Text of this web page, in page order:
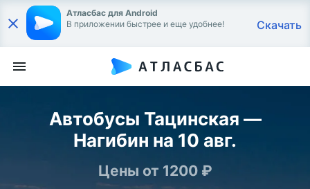
Атласбас для Android
В приложении быстрее и еще удобнее!
Скачать
Автобусы Тацинская —
Нагибин на 10 авг.
Цены от 1200 ₽